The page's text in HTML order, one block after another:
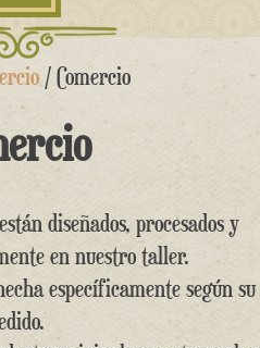
/ Comercio
diseñados, procesados y
en nuestro taller.
específicamente según su